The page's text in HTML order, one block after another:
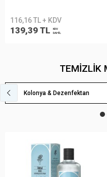
116,16 TL + KDV
139,39 TL
KDV
DAHİL
TEMİZLİK
Kolonya & Dezenfektan